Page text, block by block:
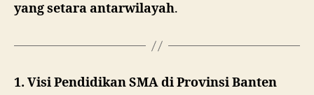
yang setara antarwilayah.
1. Visi Pendidikan SMA di Provinsi Banten